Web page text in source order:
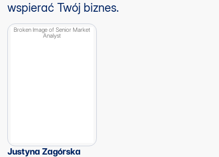
wspierać Twój biznes.
Justyna Zagórska